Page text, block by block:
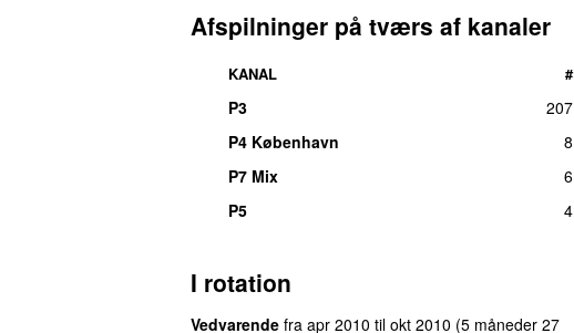
Afspilninger på tværs af kanaler
KANAL #
P3
207
P4 København
8
P7 Mix
6
P5
4
I rotation
Vedvarende fra apr 2010 til okt 2010 (5 måneder 27